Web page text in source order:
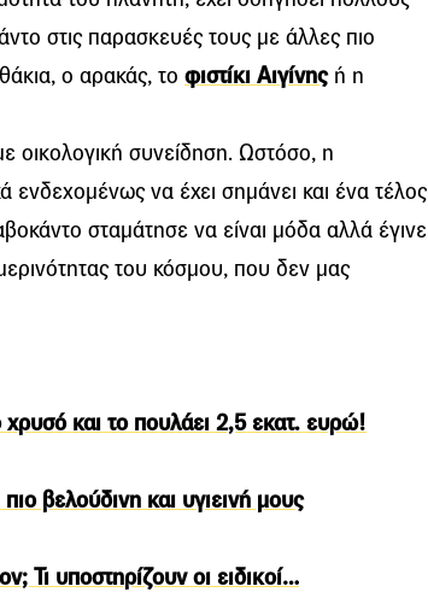
στις παρασκευές τους με άλλες πιο
ο αρακάς, το φιστίκι Αιγίνηςή η
οικολογική συνείδηση. Ωστόσο, η
ενδεχομένως να έχει σημάνει και ένα τέλος
σταμάτησε να είναι μόδα αλλά έγινε
του κόσμου, που δεν μας
χρυσό και το πουλάει 2,5 εκατ. ευρώ!
βελούδινη και υγιεινή μους
Τι υποστηρίζουν οι ειδικοί…